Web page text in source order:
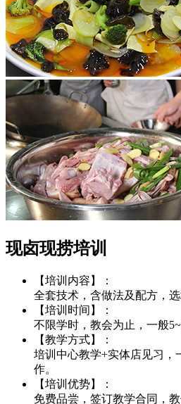
现卤现捞培训
【培训内容】：
全套技术，含做法及配方，选
【培训时间】：
不限学时，教会为止，一般
【教学方式】：
培训中心教学+实体店见习，
作。
【培训优势】：
免费品尝，签订教学合同，教